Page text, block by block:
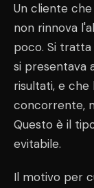
Un cliente
non rinnova
poco. Si tratta
si presentava
risultati, e che
concorrente,
Questo è il
evitabile.
Il motivo per